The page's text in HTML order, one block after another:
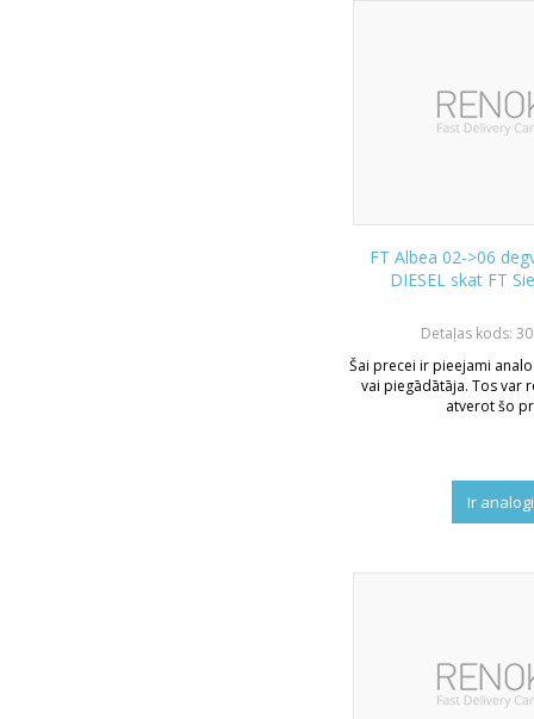
FT Albea 02->06
DIESEL skat FT
Detaļas kods:
Šai precei ir pieejami
vai piegādātāja. Tos var
atverot šo
Ir analogi